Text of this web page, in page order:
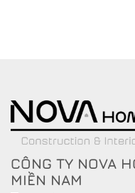
CÔNG TY NOVA
MIỀN NAM